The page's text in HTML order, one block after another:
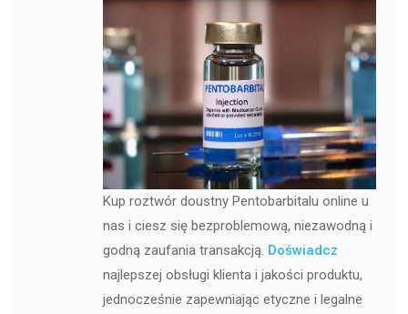
Kup roztwór doustny Pentobarbitalu online u
nas i ciesz się bezproblemową, niezawodną i
godną zaufania transakcją. Doświadcz
najlepszej obsługi klienta i jakości produktu,
jednocześnie zapewniając etyczne i legalne